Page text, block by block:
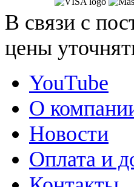
В связи с
цены
YouTube
О
Новости
Оплата и